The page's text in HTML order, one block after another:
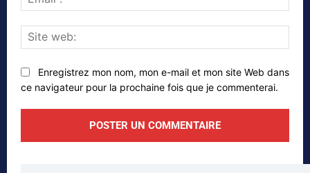
:*
web:
Enregistrez mon nom, mon e-mail et mon site Web dans
ce navigateur pour la prochaine fois que je commenterai.